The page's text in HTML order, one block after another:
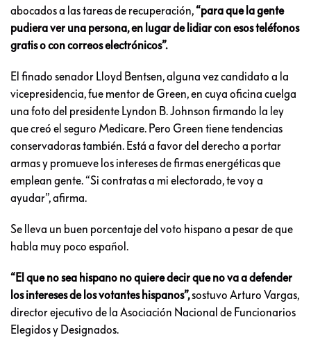
abocados a las tareas de recuperación,“para que la gente
pudiera ver una persona, en lugar de lidiar con esos teléfonos
gratis o con correos electrónicos”.
El finado senador Lloyd Bentsen, alguna vez candidato a la
vicepresidencia, fue mentor de Green, en cuya oficina cuelga
una foto del presidente Lyndon B. Johnson firmando la ley
que creó el seguro Medicare. Pero Green tiene tendencias
conservadoras también. Está a favor del derecho a portar
armas y promueve los intereses de firmas energéticas que
emplean gente. “Si contratas a mi electorado, te voy a
ayudar”, afirma.
Se lleva un buen porcentaje del voto hispano a pesar de que
habla muy poco español.
“El que no sea hispano no quiere decir que no va a defender
los intereses de los votantes hispanos”,sostuvo Arturo Vargas,
director ejecutivo de la Asociación Nacional de Funcionarios
Elegidos y Designados.